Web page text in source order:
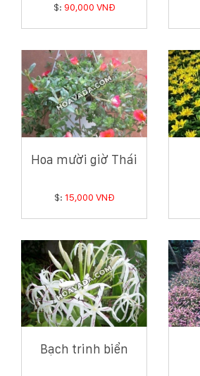
$: 90,000 VNĐ
Hoa mười giờ Thái
$: 15,000 VNĐ
Bạch trinh biển